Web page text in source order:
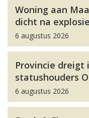
Woning aan
dicht na explosie
6 augustus 2026
Provincie
statushouders
6 augustus 2026